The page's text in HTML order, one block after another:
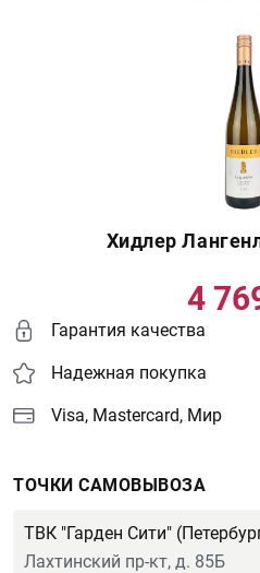
Хидлер
4
Гарантия качества
Надежная покупка
Visa, Mastercard, Мир
ТОЧКИ САМОВЫВОЗА
ТВК "Гарден Сити"
Лахтинский пр-кт, д. 85Б